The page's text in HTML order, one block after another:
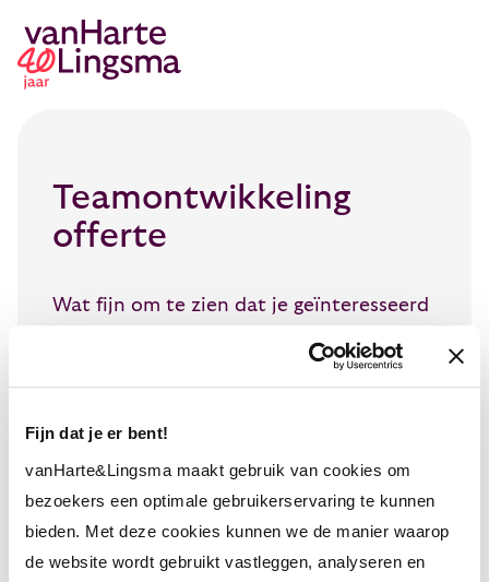
Fijn dat je er bent!
vanHarte&Lingsma maakt gebruik van cookies om
bezoekers een optimale gebruikerservaring te kunnen
bieden. Met deze cookies kunnen we de manier waarop
de website wordt gebruikt vastleggen, analyseren en
Teamontwikkeling
offerte
Wat fijn om te zien dat je geïnteresseerd
voor Fundament voor je team. Na het
offerte direct in je mailbox.